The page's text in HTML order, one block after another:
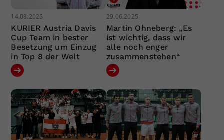
14.08.2025
KURIER Austria Davis
Cup Team in bester
Besetzung um Einzug
in Top 8 der Welt
29.06.2025
Martin Ohneberg: „Es
ist wichtig, dass wir
alle noch enger
zusammenstehen“